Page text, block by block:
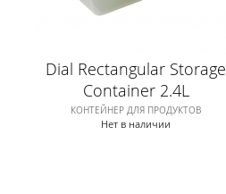
Dial Rectangular Storage
Container 2.4L
КОНТЕЙНЕР ДЛЯ ПРОДУКТОВ
Нет в наличии